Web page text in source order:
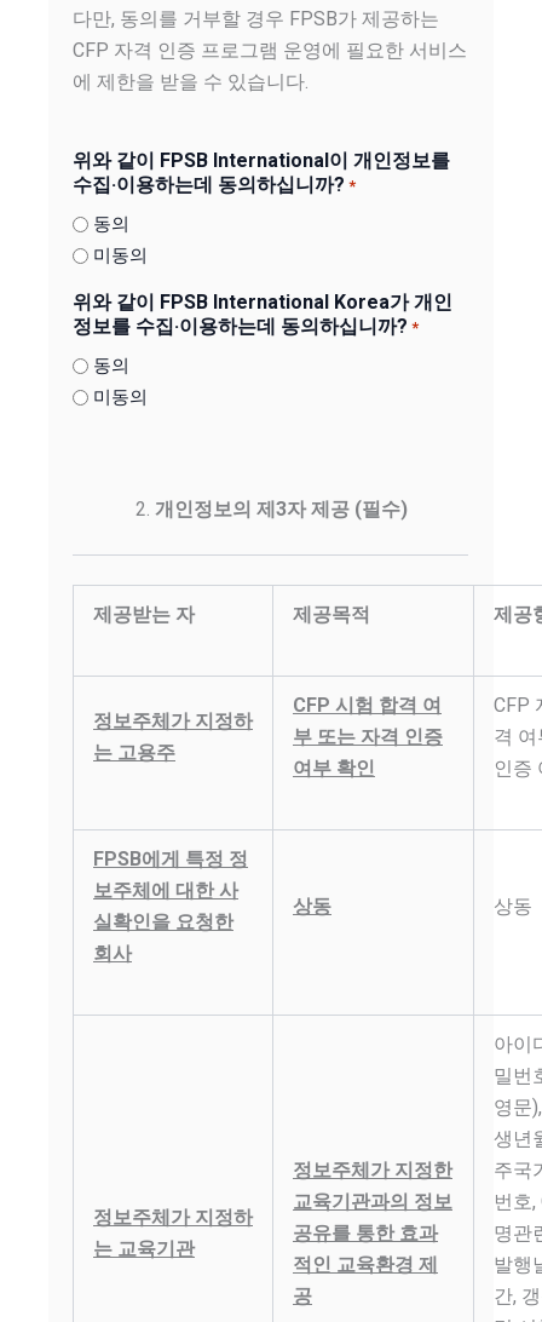
다만, 동의를 거부할 경우 FPSB가 제공하는
CFP 자격 인증 프로그램 운영에 필요한 서비스
에 제한을 받을 수 있습니다.
위와 같이 FPSB International이 개인정보를
수집·이용하는데 동의하십니까? *
동의
미동의
위와 같이 FPSB International Korea가 개인
정보를 수집·이용하는데 동의하십니까? *
동의
미동의
개인정보의 제3자 제공 (필수)
제공받는 자 제공목적 제공
정보주체가 지정하
는 고용주
CFP 시험 합격 여
부 또는 자격 인증
여부 확인
CFP
격
인증
FPSB에게 특정 정
보주체에 대한 사
실확인을 요청한
회사
상동 상동
정보주체가 지정하
는 교육기관
정보주체가 지정한
교육기관과의 정보
공유를 통한 효과
적인 교육환경 제
공
아이
밀번
영문
생년
주국
번호
명관
발행
간,